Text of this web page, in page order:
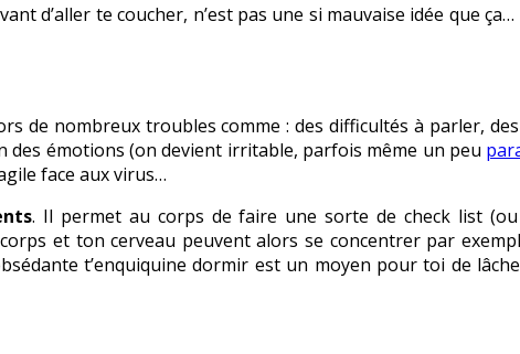
d’aller te coucher, n’est pas une si mauvaise idée que
de nombreux troubles comme : des difficultés à parler,
émotions (on devient irritable, parfois même un peu
face aux virus…
. Il permet au corps de faire une sorte de check list
et ton cerveau peuvent alors se concentrer par
t’enquiquine dormir est un moyen pour toi de